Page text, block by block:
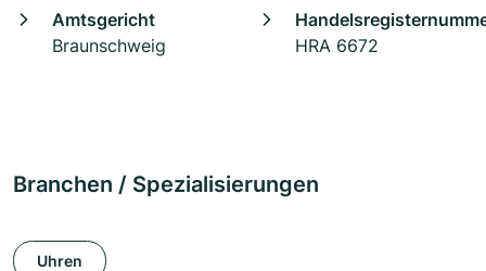
Amtsgericht
Braunschweig
HRA 6672
Branchen / Spezialisierungen
Uhren